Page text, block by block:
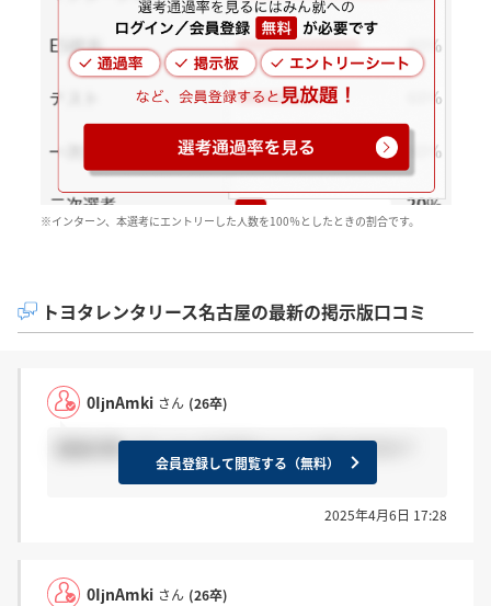
※インターン、本選考にエントリーした人数を100％としたときの割合です。
トヨタレンタリース名古屋の最新の掲示版口コミ
0IjnAmki さん (26卒)
面接対策ってしといた方がいいことありますか？
会員登録して閲覧する（無料）
2025年4月6日 17:28
0IjnAmki さん (26卒)